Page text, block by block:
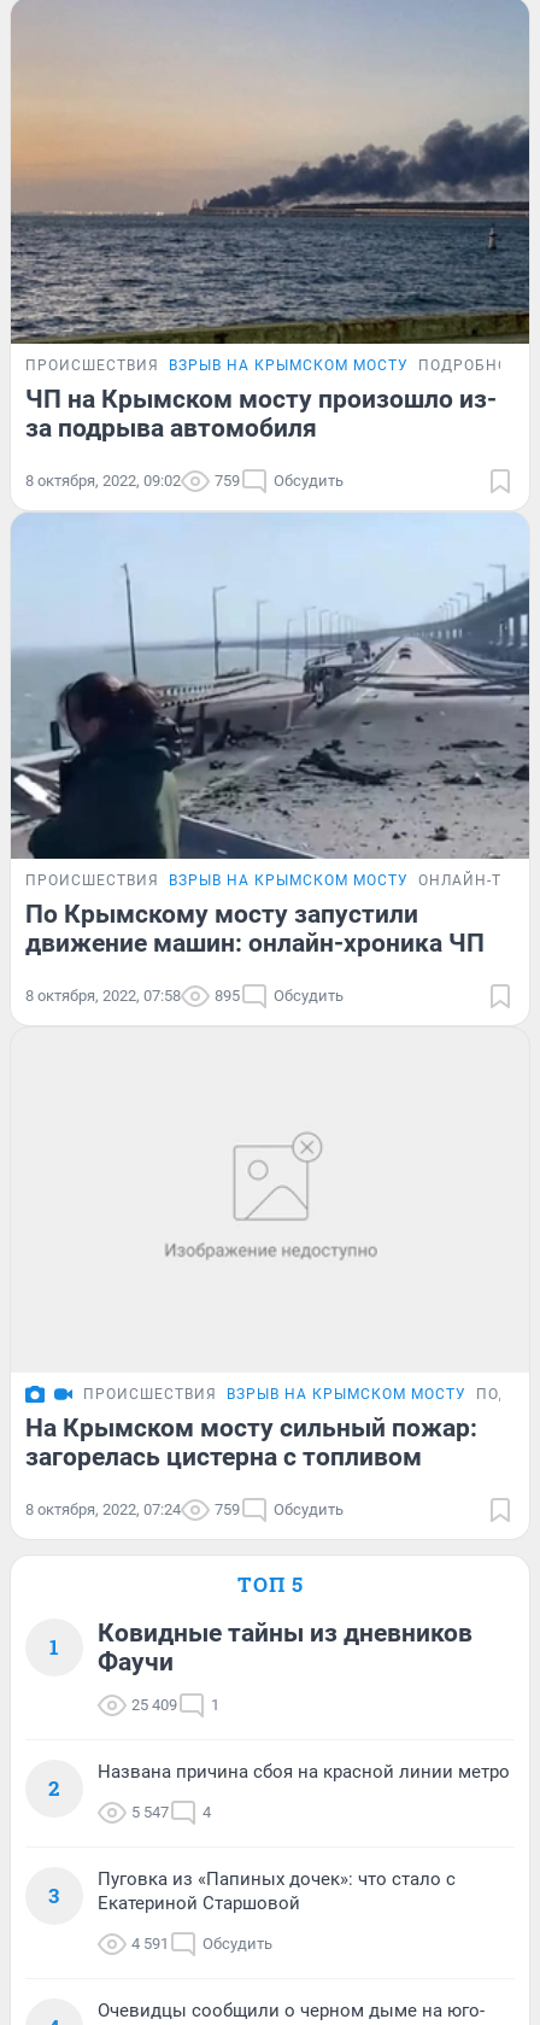
ПРОИСШЕСТВИЯ ВЗРЫВ НА КРЫМСКОМ МОСТУ ПОДРОБНОСТИ
ЧП на Крымском мосту произошло из-
за подрыва автомобиля
8 октября, 2022, 09:02 759 Обсудить
ПРОИСШЕСТВИЯ ВЗРЫВ НА КРЫМСКОМ МОСТУ ОНЛАЙН-
По Крымскому мосту запустили
движение машин: онлайн-хроника ЧП
8 октября, 2022, 07:58 895 Обсудить
ПРОИСШЕСТВИЯ ВЗРЫВ НА КРЫМСКОМ МОСТУ
На Крымском мосту сильный пожар:
загорелась цистерна с топливом
8 октября, 2022, 07:24 759 Обсудить
ТОП 5
1
Ковидные тайны из дневников
Фаучи
25 409 1
2
Названа причина сбоя на красной линии метро
5 547 4
3
Пуговка из «Папиных дочек»: что стало с
Екатериной Старшовой
4 591 Обсудить
Очевидцы сообщили о черном дыме на юго-